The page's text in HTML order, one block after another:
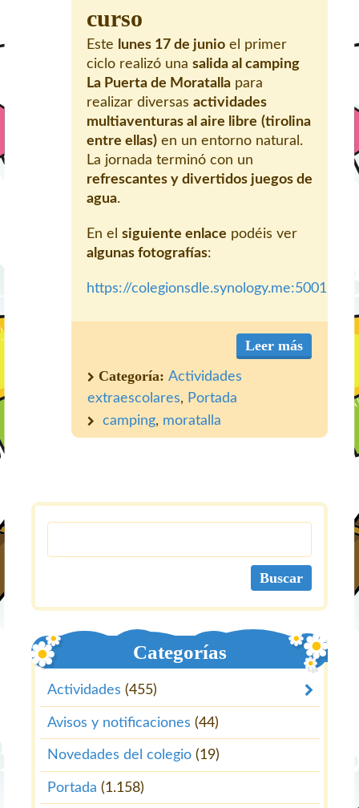
curso
Este lunes 17 de junio el primer
ciclo realizó una salida al camping
La Puerta de Moratalla para
realizar diversas actividades
multiaventuras al aire libre (tirolina
entre ellas) en un entorno natural.
La jornada terminó con un
refrescantes y divertidos juegos de
agua.
En el siguiente enlace podéis ver
algunas fotografías:
https://colegionsdle.synology.me:5001/
Leer más
Categoría: Actividades
extraescolares, Portada
camping, moratalla
Categorías
Actividades (455)
Avisos y notificaciones (44)
Novedades del colegio (19)
Portada (1.158)